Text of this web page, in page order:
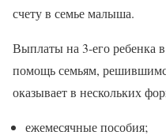
счету в семье малыша.
Выплаты на 3-его ребенка
помощь семьям,
оказывает в нескольких
ежемесячные пособия;